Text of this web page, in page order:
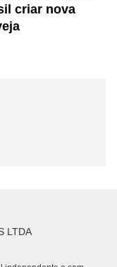
criar nova
LTDA